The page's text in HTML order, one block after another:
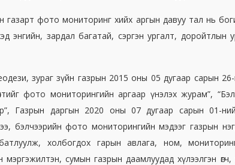
газарт фото мониторинг хийх аргын давуу тал нь
энгийн, зардал багатай, сэргэн ургалт, доройтлын
зураг зүйн газрын 2015 оны 05 дугаар сарын
фото мониторингийн аргаар үнэлэх журам”,
Газрын даргын 2020 оны 07 дугаар сарын 01-
бэлчээрийн фото мониторингийн мэдээг газрын
холбогдох гарын авлага, ном,
сумын газрын даамлуудад хүлээлгэн